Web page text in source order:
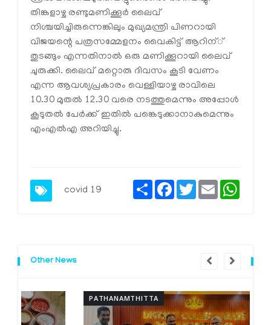
തിങ്കളാഴ്ച രണ്ടുമണിക്കൂര്‍ ലൈവ്
നിശ്ചയിച്ചിരുന്നെങ്കിലും മുഖ്യമന്ത്രി പിണറായി
വിജയന്റെ പത്രസമ്മേളനം വൈകിട്ട് ആറിന്്
തുടങ്ങും എന്നതിനാല്‍ ഒരു മണിക്കൂറായി ലൈവ്
ചുരുക്കി. ലൈവ് മറ്റൊരു ദിവസം കൂടി വേണം
എന്ന ആവശ്യപ്രകാരം വെള്ളിയാഴ്ച രാവിലെ
10.30 മുതല്‍ 12.30 വരെ നടത്തുമെന്നും അപ്പോള്‍
കൂടുതല്‍ പേര്‍ക്ക് ഇതില്‍ പങ്കെടുക്കാനാകുമെന്നും
എംഎല്‍എ അറിയിച്ചു.
covid 19
ShareFacebook
TwitterEmail
Other News
PATHANAMTHITTA